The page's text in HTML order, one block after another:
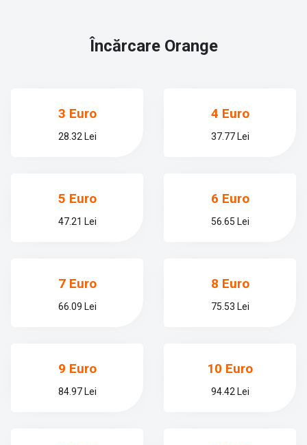
Încărcare Orange
3 Euro
28.32 Lei
4 Euro
37.77 Lei
5 Euro
47.21 Lei
6 Euro
56.65 Lei
7 Euro
66.09 Lei
8 Euro
75.53 Lei
9 Euro
84.97 Lei
10 Euro
94.42 Lei